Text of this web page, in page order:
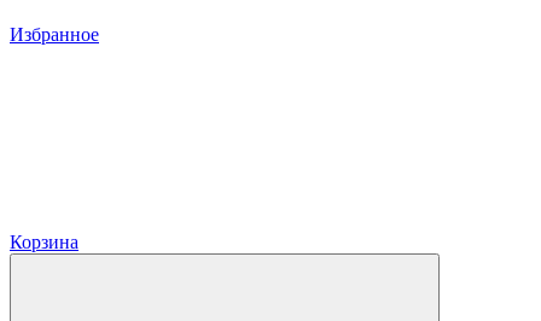
Избранное
Корзина